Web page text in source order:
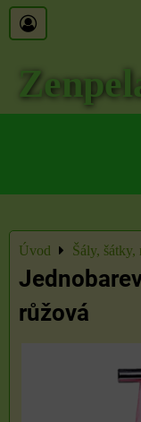
Úvod Šály,
růžová